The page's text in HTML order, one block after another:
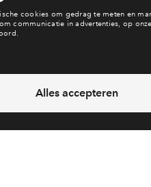
6 dagen per week
via